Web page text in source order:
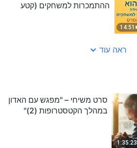
14:51
ההתמכרות למשחקים (קטע
ראה עוד
1:35:23
סרט משיחי – "מפגש עם האדון
במהלך הקטסטרופות (2)"